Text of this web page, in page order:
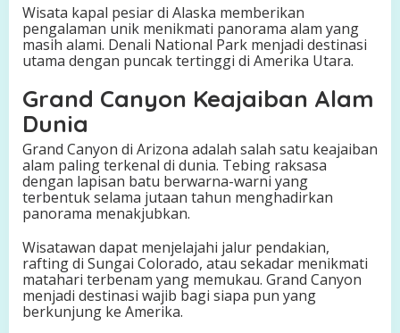
Wisata kapal pesiar di Alaska memberikan
pengalaman unik menikmati panorama alam yang
masih alami. Denali National Park menjadi destinasi
utama dengan puncak tertinggi di Amerika Utara.
Grand Canyon Keajaiban Alam
Dunia
Grand Canyon di Arizona adalah salah satu keajaiban
alam paling terkenal di dunia. Tebing raksasa
dengan lapisan batu berwarna-warni yang
terbentuk selama jutaan tahun menghadirkan
panorama menakjubkan.
Wisatawan dapat menjelajahi jalur pendakian,
rafting di Sungai Colorado, atau sekadar menikmati
matahari terbenam yang memukau. Grand Canyon
menjadi destinasi wajib bagi siapa pun yang
berkunjung ke Amerika.